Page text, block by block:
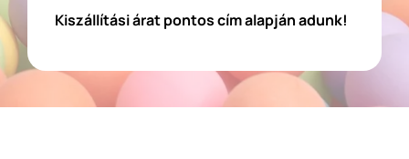
Kiszállítási árat pontos cím alapján adunk!